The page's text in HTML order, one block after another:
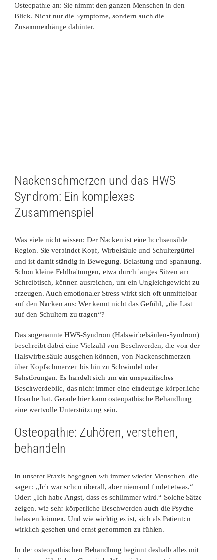
Osteopathie an: Sie nimmt den ganzen Menschen in den
Blick. Nicht nur die Symptome, sondern auch die
Zusammenhänge dahinter.
Nackenschmerzen und das HWS-
Syndrom: Ein komplexes
Zusammenspiel
Was viele nicht wissen: Der Nacken ist eine hochsensible
Region. Sie verbindet Kopf, Wirbelsäule und Schultergürtel
und ist damit ständig in Bewegung, Belastung und Spannung.
Schon kleine Fehlhaltungen, etwa durch langes Sitzen am
Schreibtisch, können ausreichen, um ein Ungleichgewicht zu
erzeugen. Auch emotionaler Stress wirkt sich oft unmittelbar
auf den Nacken aus: Wer kennt nicht das Gefühl, „die Last
auf den Schultern zu tragen“?
Das sogenannte HWS-Syndrom (Halswirbelsäulen-Syndrom)
beschreibt dabei eine Vielzahl von Beschwerden, die von der
Halswirbelsäule ausgehen können, von Nackenschmerzen
über Kopfschmerzen bis hin zu Schwindel oder
Sehstörungen. Es handelt sich um ein unspezifisches
Beschwerdebild, das nicht immer eine eindeutige körperliche
Ursache hat. Gerade hier kann osteopathische Behandlung
eine wertvolle Unterstützung sein.
Osteopathie: Zuhören, verstehen,
behandeln
In unserer Praxis begegnen wir immer wieder Menschen, die
sagen: „Ich war schon überall, aber niemand findet etwas.“
Oder: „Ich habe Angst, dass es schlimmer wird.“ Solche Sätze
zeigen, wie sehr körperliche Beschwerden auch die Psyche
belasten können. Und wie wichtig es ist, sich als Patient:in
wirklich gesehen und ernst genommen zu fühlen.
In der osteopathischen Behandlung beginnt deshalb alles mit